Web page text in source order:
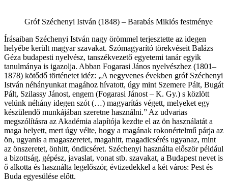
Gróf Széchenyi István (1848) – Barabás Miklós festménye
Írásaiban Széchenyi István nagy örömmel terjesztette az idegen
helyébe került magyar szavakat. Szómagyarító törekvéseit Balázs
Géza budapesti nyelvész, tanszékvezető egyetemi tanár egyik
tanulmánya is igazolja. Abban Fogarasi János nyelvészhez (1801–
1878) kötődő történetet idéz: „A negyvenes években gróf Széchenyi
István néhányunkat magához hívatott, úgy mint Szemere Pált, Bugát
Pált, Szilassy Jánost, engem (Fogarasi Jánost – K. Gy.) s közlött
velünk néhány idegen szót (…) magyarítás végett, melyeket egy
készülendő munkájában szeretne használni.” Az udvarias
megszólításra az Akadémia alapítója kezdte el az ön használatát a
maga helyett, mert úgy vélte, hogy a magának rokonértelmű párja az
ön, ugyanis a magaszeretet, magahitt, magadicsérés ugyanaz, mint
az önszeretet, önhitt, öndicséret. Széchenyi használta először például
a bizottság, gépész, javaslat, vonat stb. szavakat, a Budapest nevet is
ő alkotta és használta legelőször, évtizedekkel a két város: Pest és
Buda egyesülése előtt.